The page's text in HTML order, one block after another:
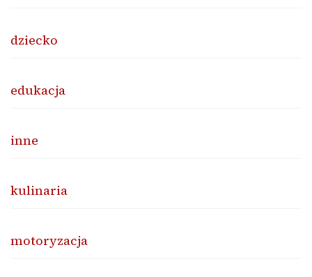
dziecko
edukacja
inne
kulinaria
motoryzacja